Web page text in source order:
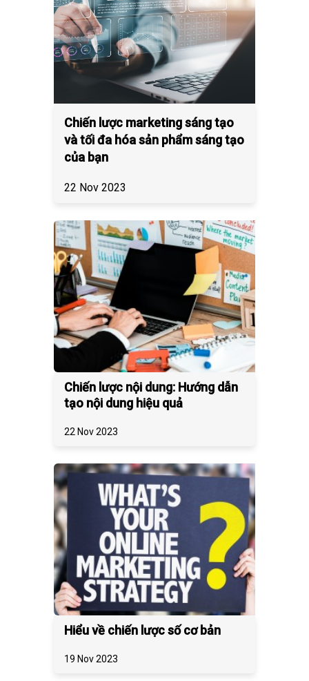
Chiến lược marketing sáng tạo
và tối đa hóa sản phẩm sáng tạo
của bạn
22 Nov 2023
Chiến lược nội dung: Hướng dẫn
tạo nội dung hiệu quả
22 Nov 2023
Hiểu về chiến lược số cơ bản
19 Nov 2023